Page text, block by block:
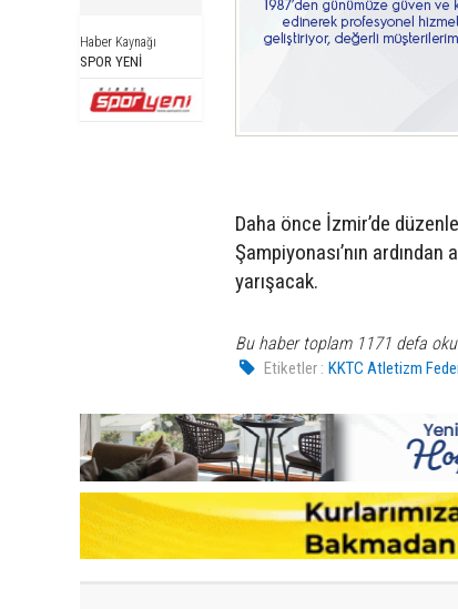
Haber Kaynağı
SPOR YENİ
Daha önce İzmir’de
Şampiyonası’nın
yarışacak.
Bu haber toplam 1171 defa
Etiketler : KKTC Atletizm